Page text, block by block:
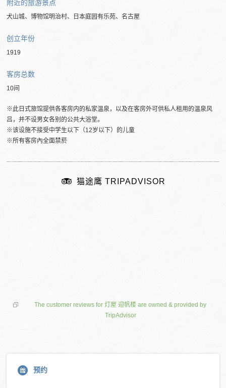
附近的旅游景点
犬山城、博物馆明治村、日本庭园有乐苑、名古屋
创立年份
1919
客房总数
10间
※此日式旅馆提供各客房内的私家温泉，以及在客房外可供私人租用的温泉风
吕，并不设男女各别的公共大浴堂。
※该设施不接受中学生以下（12岁以下）的儿童
※所有客房內全面禁菸
猫途鹰 TRIPADVISOR
The customer reviews for 灯屋 迎帆楼 are owned & provided by
TripAdvisor
预约